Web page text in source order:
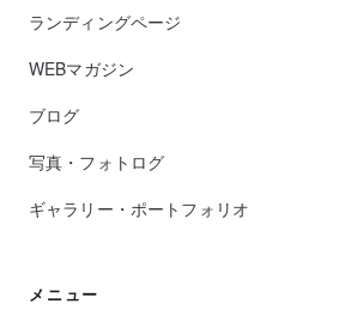
ランディングページ
WEBマガジン
ブログ
写真・フォトログ
ギャラリー・ポートフォリオ
メニュー